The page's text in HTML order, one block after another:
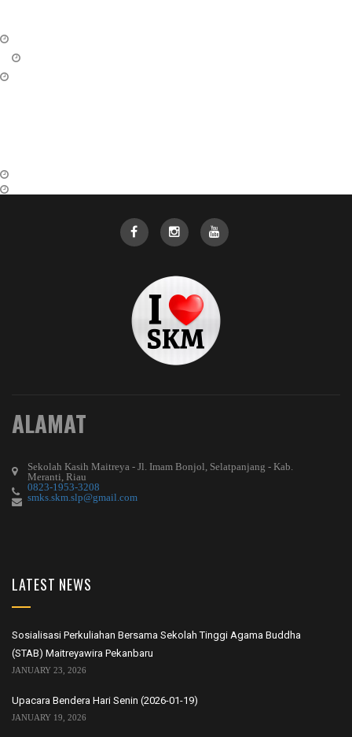
ALAMAT
Sekolah Kasih Maitreya - Jl. Imam Bonjol, Selatpanjang - Kab.
Meranti, Riau
0823-1953-3208
smks.skm.slp@gmail.com
LATEST NEWS
Sosialisasi Perkuliahan Bersama Sekolah Tinggi Agama Buddha
(STAB) Maitreyawira Pekanbaru
JANUARY 23, 2026
Upacara Bendera Hari Senin (2026-01-19)
JANUARY 19, 2026